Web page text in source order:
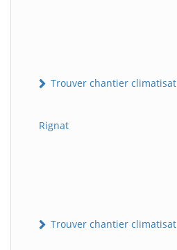
Trouver chantier
Rignat
Trouver chantier